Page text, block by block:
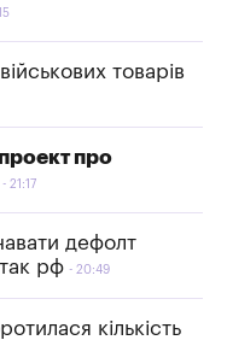
товарів
про
21:17
дефолт
рф
20:49
кількість